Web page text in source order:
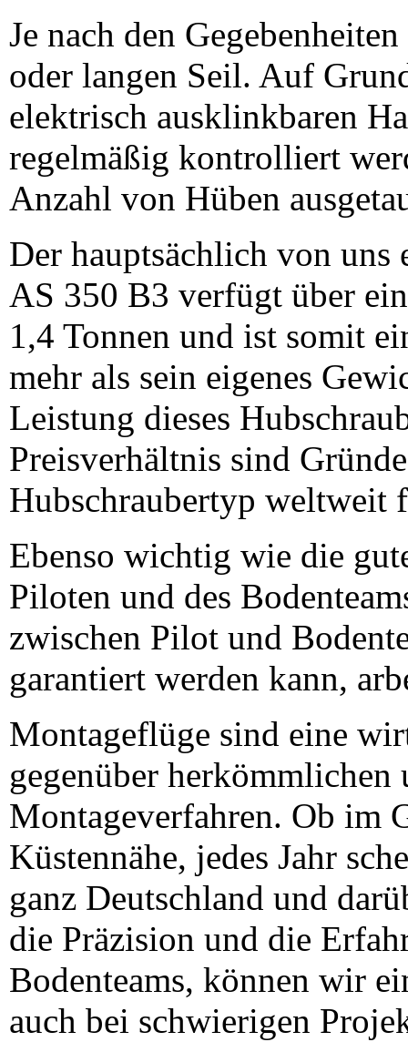
Je nach den
oder langen Seil. Auf
elektrisch ausklinkbaren
regelmäßig kontrolliert
Anzahl von Hüben
Der hauptsächlich von uns
AS 350 B3 verfügt über
1,4 Tonnen und ist somit
mehr als sein eigenes
Leistung dieses
Preisverhältnis sind
Hubschraubertyp weltweit
Ebenso wichtig wie die
Piloten und des
zwischen Pilot und
garantiert werden kann,
Montageflüge sind eine
gegenüber
Montageverfahren. Ob im
Küstennähe, jedes Jahr
ganz Deutschland und
die Präzision und die
Bodenteams, können wir
auch bei schwierigen